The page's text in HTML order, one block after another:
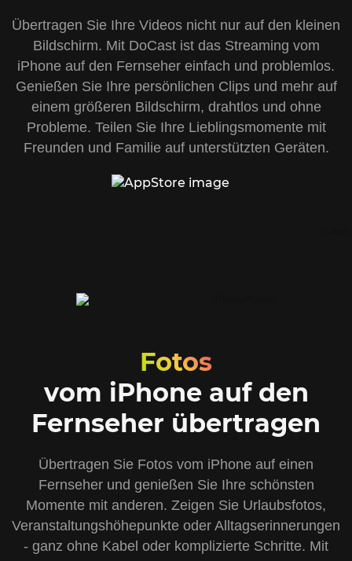
Übertragen Sie Ihre Videos nicht nur auf den kleinen
Bildschirm. Mit DoCast ist das Streaming vom
iPhone auf den Fernseher einfach und problemlos.
Genießen Sie Ihre persönlichen Clips und mehr auf
einem größeren Bildschirm, drahtlos und ohne
Probleme. Teilen Sie Ihre Lieblingsmomente mit
Freunden und Familie auf unterstützten Geräten.
Fotos
vom iPhone auf den
Fernseher übertragen
Übertragen Sie Fotos vom iPhone auf einen
Fernseher und genießen Sie Ihre schönsten
Momente mit anderen. Zeigen Sie Urlaubsfotos,
Veranstaltungshöhepunkte oder Alltagserinnerungen
- ganz ohne Kabel oder komplizierte Schritte. Mit